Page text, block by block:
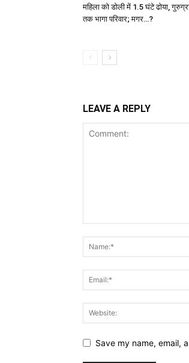
महिला को डोली में 1.5 घंटे ढोया,
तक भागा परिवार; मगर…?
LEAVE A REPLY
Save my name, email,